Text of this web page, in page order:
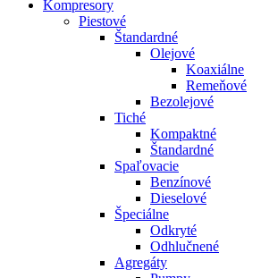
Kompresory
Piestové
Štandardné
Olejové
Koaxiálne
Remeňové
Bezolejové
Tiché
Kompaktné
Štandardné
Spaľovacie
Benzínové
Dieselové
Špeciálne
Odkryté
Odhlučnené
Agregáty